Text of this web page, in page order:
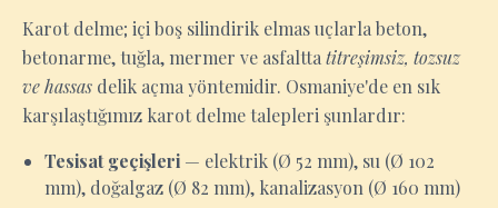
Karot delme; içi boş silindirik elmas uçlarla beton,
betonarme, tuğla, mermer ve asfaltta titreşimsiz, tozsuz
ve hassas delik açma yöntemidir. Osmaniye'de en sık
karşılaştığımız karot delme talepleri şunlardır:
Tesisat geçişleri — elektrik (Ø 52 mm), su (Ø 102
mm), doğalgaz (Ø 82 mm), kanalizasyon (Ø 160 mm)